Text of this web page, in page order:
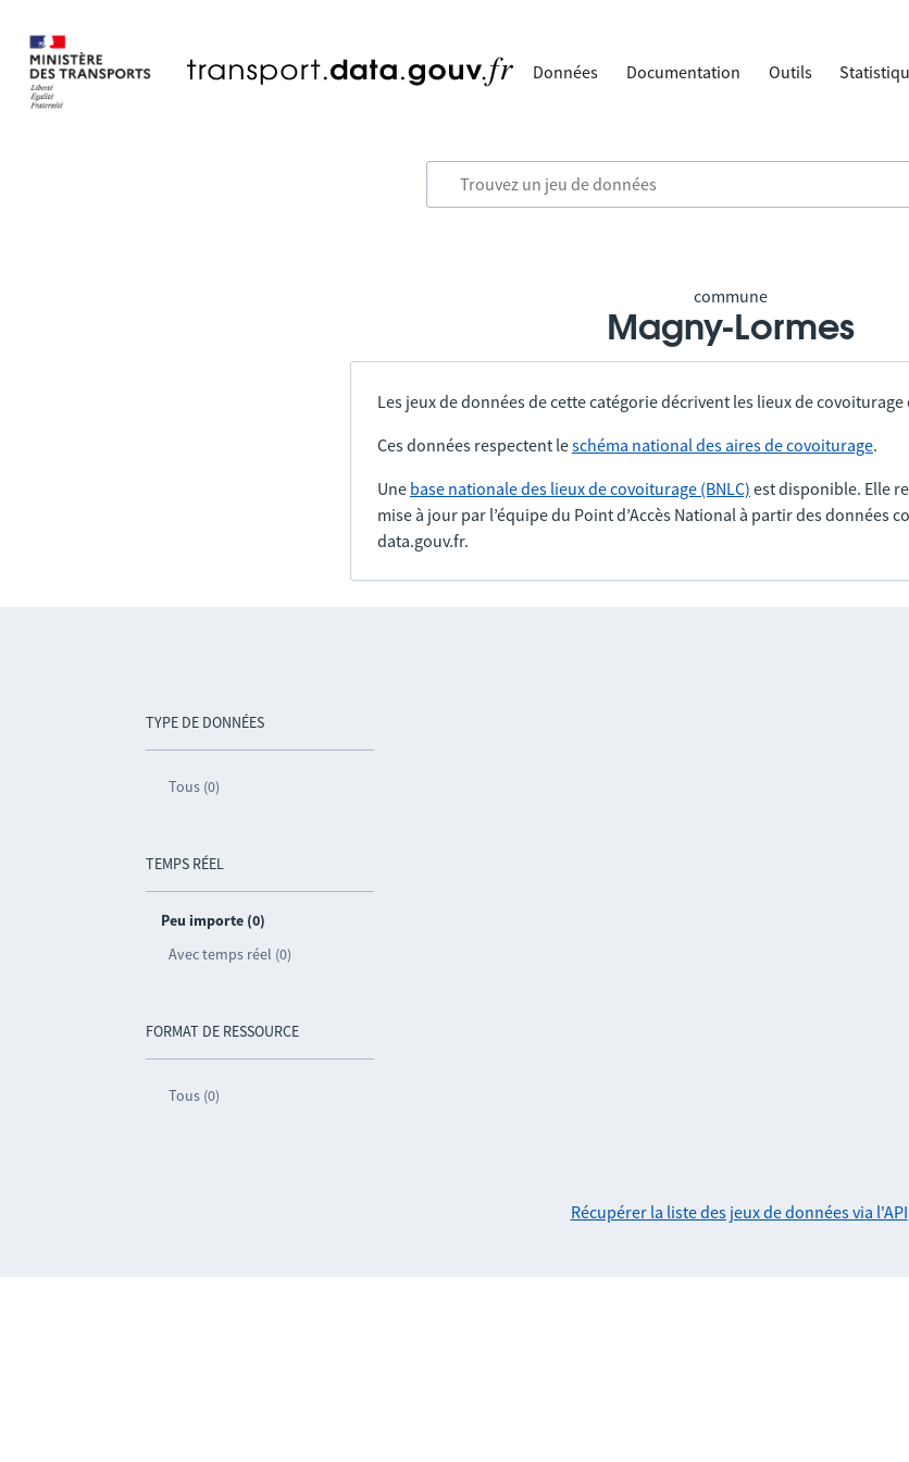
Données Documentation Outils
commune
Magny-Lormes
Les jeux de données de cette catégorie décrivent les lieux de covoiturage
Ces données respectent leschéma national des aires de covoiturage.
Une base nationale des lieux de covoiturage (BNLC) est disponible. Elle
mise à jour par l’équipe du Point d’Accès National à partir des données
data.gouv.fr.
TYPE DE DONNÉES
Tous (0)
TEMPS RÉEL
Peu importe (0)
Avec temps réel (0)
FORMAT DE RESSOURCE
Tous (0)
Récupérer la liste des jeux de données via l'API